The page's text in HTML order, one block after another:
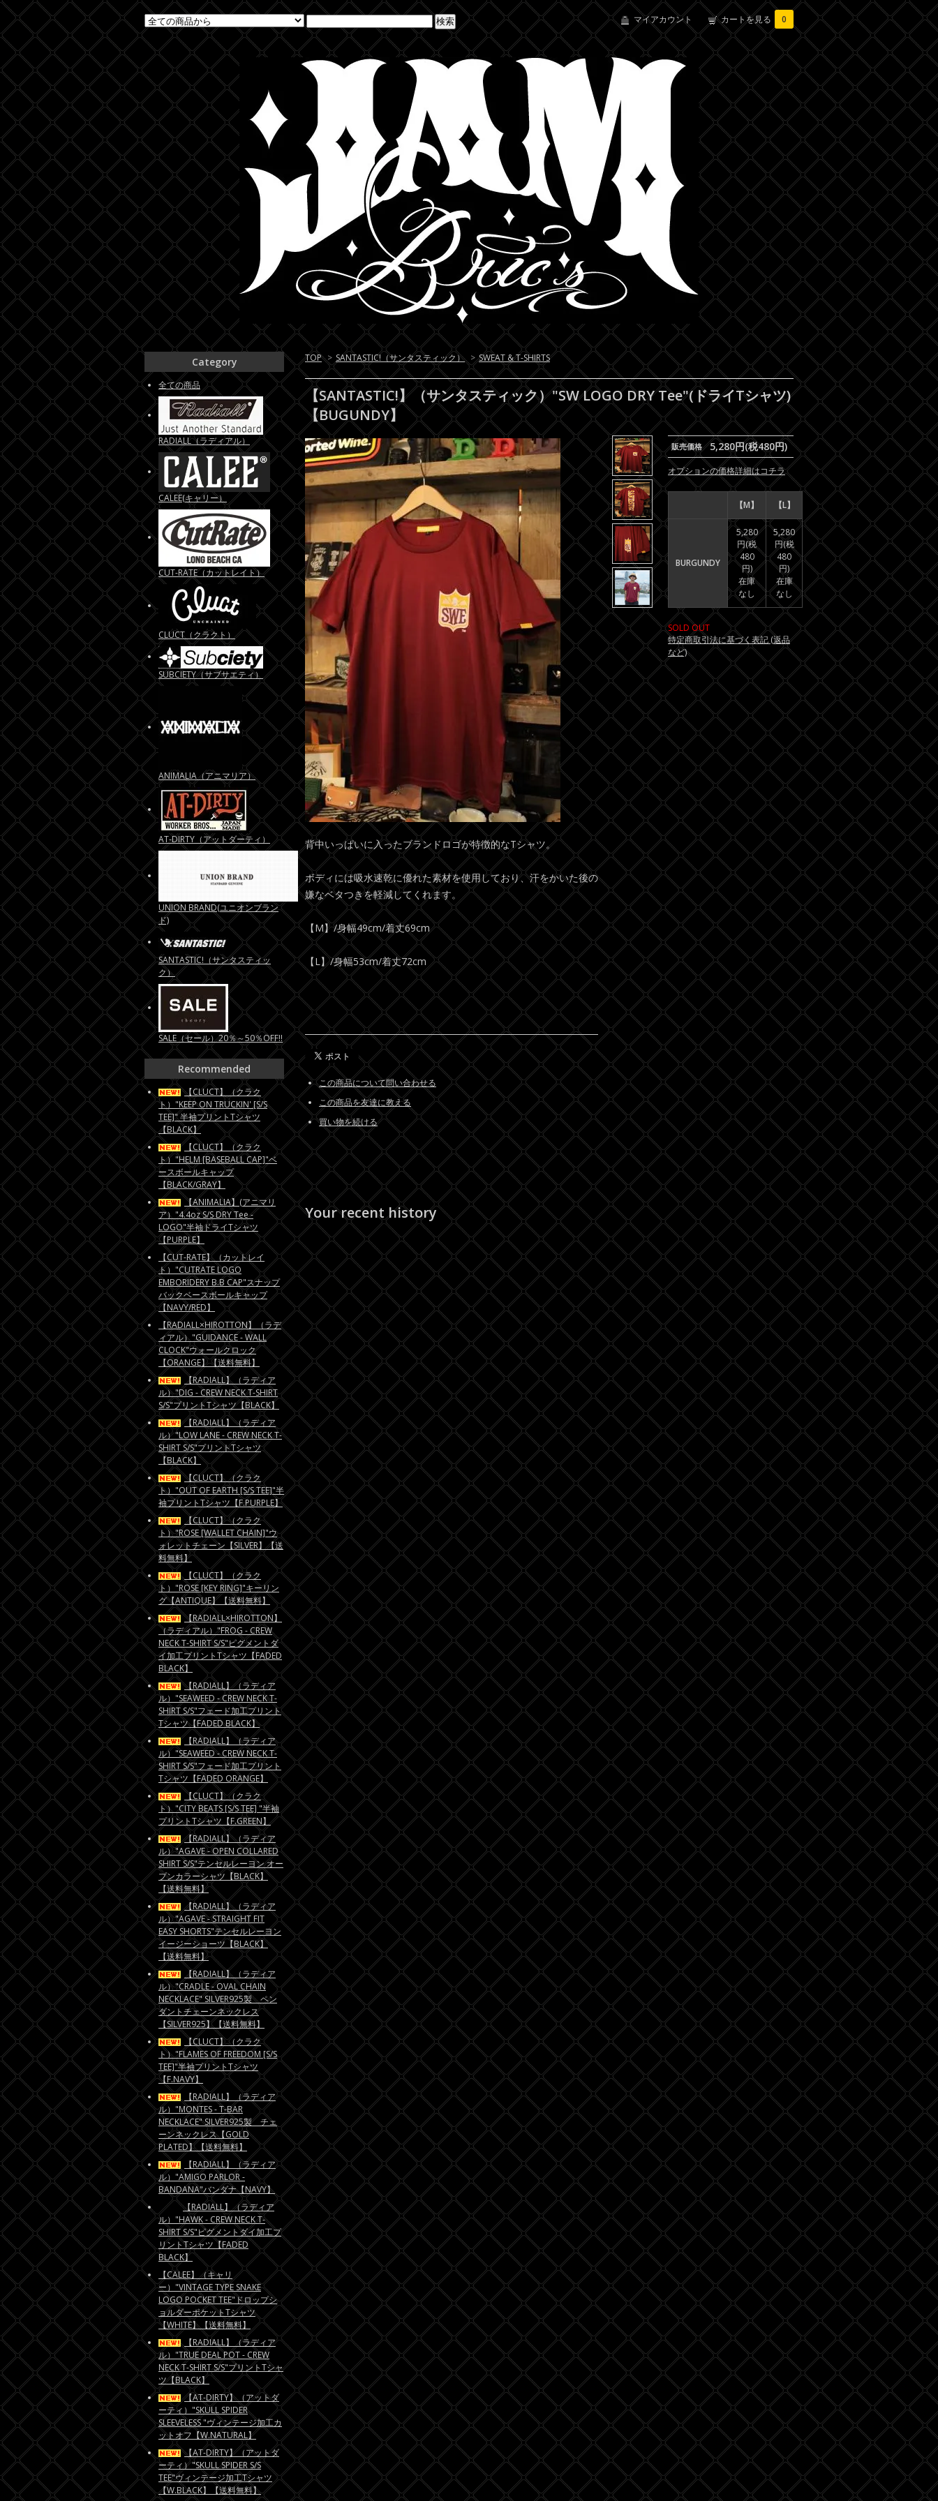
マイアカウント カートを見る 0
TOP > SANTASTIC!（サンタスティック） > SWEAT & T-SHIRTS
【SANTASTIC!】（サンタスティック）"SW LOGO DRY Tee"(ドライTシャツ)
【BUGUNDY】
販売価格 5,280円(税480円)
オプションの価格詳細はコチラ
【M】 【L】
BURGUNDY
5,280
円(税
480
円)
在庫
なし
5,280
円(税
480
円)
在庫
なし
SOLD OUT
特定商取引法に基づく表記 (返品
など)
背中いっぱいに入ったブランドロゴが特徴的なTシャツ。
ボディには吸水速乾に優れた素材を使用しており、汗をかいた後の
嫌なベタつきを軽減してくれます。
【M】/身幅49cm/着丈69cm
【L】/身幅53cm/着丈72cm
この商品について問い合わせる
この商品を友達に教える
買い物を続ける
Your recent history
Category
全ての商品
RADIALL（ラディアル）
CALEE(キャリー）
CUT-RATE（カットレイト）
CLUCT（クラクト）
SUBCIETY（サブサエティ）
ANIMALIA（アニマリア）
AT-DIRTY（アットダーティ）
UNION BRAND(ユニオンブラン
ド)
SANTASTIC!（サンタスティッ
ク）
SALE（セール）20％～50％OFF!!
Recommended
【CLUCT】（クラク
ト）"KEEP ON TRUCKIN' [S/S
TEE]" 半袖プリントTシャツ
【BLACK】
【CLUCT】（クラク
ト）"HELM [BASEBALL CAP]"ベ
ースボールキャップ
【BLACK/GRAY】
【ANIMALIA】(アニマリ
ア）"4.4oz S/S DRY Tee -
LOGO"半袖ドライTシャツ
【PURPLE】
【CUT-RATE】（カットレイ
ト）"CUTRATE LOGO
EMBORIDERY B.B CAP"スナップ
バックベースボールキャップ
【NAVY/RED】
【RADIALL×HIROTTON】（ラデ
ィアル）"GUIDANCE - WALL
CLOCK"ウォールクロック
【ORANGE】【送料無料】
【RADIALL】（ラディア
ル）"DIG - CREW NECK T-SHIRT
S/S"プリントTシャツ【BLACK】
【RADIALL】（ラディア
ル）"LOW LANE - CREW NECK T-
SHIRT S/S"プリントTシャツ
【BLACK】
【CLUCT】（クラク
ト）"OUT OF EARTH [S/S TEE]"半
袖プリントTシャツ【F.PURPLE】
【CLUCT】（クラク
ト）"ROSE [WALLET CHAIN]"ウ
ォレットチェーン【SILVER】【送
料無料】
【CLUCT】（クラク
ト）"ROSE [KEY RING]"キーリン
グ【ANTIQUE】【送料無料】
【RADIALL×HIROTTON】
（ラディアル）"FROG - CREW
NECK T-SHIRT S/S"ピグメントダ
イ加工プリントTシャツ【FADED
BLACK】
【RADIALL】（ラディア
ル）"SEAWEED - CREW NECK T-
SHIRT S/S"フェード加工プリント
Tシャツ【FADED BLACK】
【RADIALL】（ラディア
ル）"SEAWEED - CREW NECK T-
SHIRT S/S"フェード加工プリント
Tシャツ【FADED ORANGE】
【CLUCT】（クラク
ト）"CITY BEATS [S/S TEE] "半袖
プリントTシャツ【F.GREEN】
【RADIALL】（ラディア
ル）"AGAVE - OPEN COLLARED
SHIRT S/S"テンセルレーヨン オー
プンカラーシャツ【BLACK】
【送料無料】
【RADIALL】（ラディア
ル）"AGAVE - STRAIGHT FIT
EASY SHORTS"テンセルレーヨン
イージーショーツ【BLACK】
【送料無料】
【RADIALL】（ラディア
ル）"CRADLE - OVAL CHAIN
NECKLACE" SILVER925製 ペン
ダントチェーンネックレス
【SILVER925】【送料無料】
【CLUCT】（クラク
ト）"FLAMES OF FREEDOM [S/S
TEE]"半袖プリントTシャツ
【F.NAVY】
【RADIALL】（ラディア
ル）"MONTES - T-BAR
NECKLACE" SILVER925製 チェ
ーンネックレス【GOLD
PLATED】【送料無料】
【RADIALL】（ラディア
ル）"AMIGO PARLOR -
BANDANA"バンダナ【NAVY】
【RADIALL】（ラディア
ル）"HAWK - CREW NECK T-
SHIRT S/S"ピグメントダイ加工プ
リントTシャツ【FADED
BLACK】
【CALEE】（キャリ
ー）"VINTAGE TYPE SNAKE
LOGO POCKET TEE"ドロップシ
ョルダーポケットTシャツ
【WHITE】【送料無料】
【RADIALL】（ラディア
ル）"TRUE DEAL POT - CREW
NECK T-SHIRT S/S"プリントTシャ
ツ【BLACK】
【AT-DIRTY】（アットダ
ーティ）"SKULL SPIDER
SLEEVELESS "ヴィンテージ加工カ
ットオフ【W.NATURAL】
【AT-DIRTY】（アットダ
ーティ）"SKULL SPIDER S/S
TEE"ヴィンテージ加工Tシャツ
【W.BLACK】【送料無料】